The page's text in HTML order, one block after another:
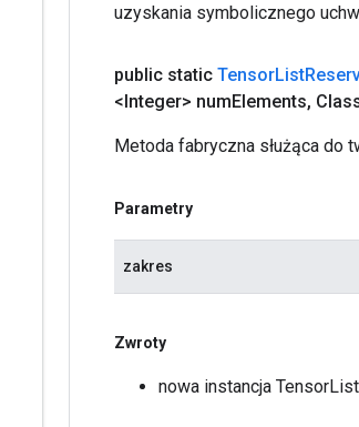
uzyskania symbolicznego
public static TensorList
<Integer> numElements,
Metoda fabryczna służąca do
Parametry
zakres
Zwroty
nowa instancja